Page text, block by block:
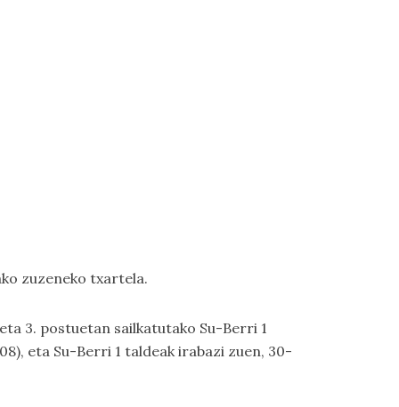
zuzeneko txartela.
3. postuetan sailkatutako Su-Berri 1
eta Su-Berri 1 taldeak irabazi zuen, 30-